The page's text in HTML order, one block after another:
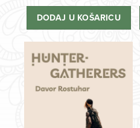
DODAJ U KOŠARICU